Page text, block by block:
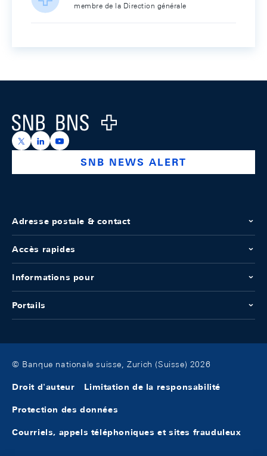
membre de la Direction générale
Logo
https://x.com/snb_bns
https://ch.linkedin.com/company/swiss-national-
https://www.youtube.com/@swissnationalbank
SNB NEWS ALERT
Adresse postale & contact
Accès rapides
Informations pour
Portails
© Banque nationale suisse, Zurich (Suisse) 2026
Droit d'auteur Limitation de la responsabilité
Protection des données
Courriels, appels téléphoniques et sites frauduleux